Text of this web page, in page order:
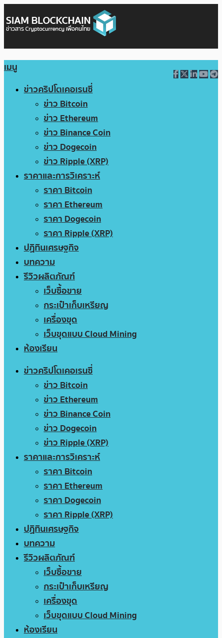
เมนู
ข่าวคริปโตเคอเรนซี่
ข่าว Bitcoin
ข่าว Ethereum
ข่าว Binance Coin
ข่าว Dogecoin
ข่าว Ripple (XRP)
ราคาและการวิเคราะห์
ราคา Bitcoin
ราคา Ethereum
ราคา Dogecoin
ราคา Ripple (XRP)
ปฏิทินเศรษฐกิจ
บทความ
รีวิวผลิตภัณฑ์
เว็บซื้อขาย
กระเป๋าเก็บเหรียญ
เครื่องขุด
เว็บขุดแบบ Cloud Mining
ห้องเรียน
ข่าวคริปโตเคอเรนซี่
ข่าว Bitcoin
ข่าว Ethereum
ข่าว Binance Coin
ข่าว Dogecoin
ข่าว Ripple (XRP)
ราคาและการวิเคราะห์
ราคา Bitcoin
ราคา Ethereum
ราคา Dogecoin
ราคา Ripple (XRP)
ปฏิทินเศรษฐกิจ
บทความ
รีวิวผลิตภัณฑ์
เว็บซื้อขาย
กระเป๋าเก็บเหรียญ
เครื่องขุด
เว็บขุดแบบ Cloud Mining
ห้องเรียน